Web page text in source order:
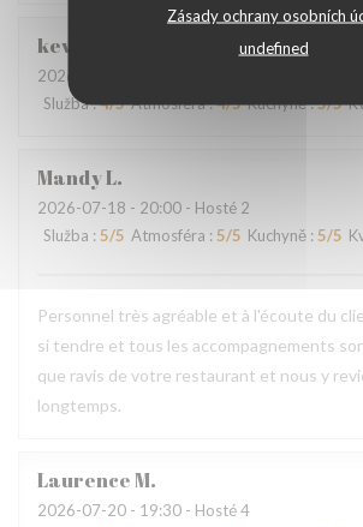
Zásady ochrany osobních
undefined
kevin
2026-07-24
Služba:4/5 Atmosféra:4/5 Kuchyně:5/5
MandyL
2026-07-18 - 20:00 - Hosté 2
Služba : 5/5 Atmosféra : 5/5 Kuchyně : 5/5
Personnel très agréable et à l'écoute du
si tendre et tous les accompagnements
que ravis de votre restaurant et nous y
longtemps.
LaurenceM
2026-07-20 - 19:30 - Hosté 4